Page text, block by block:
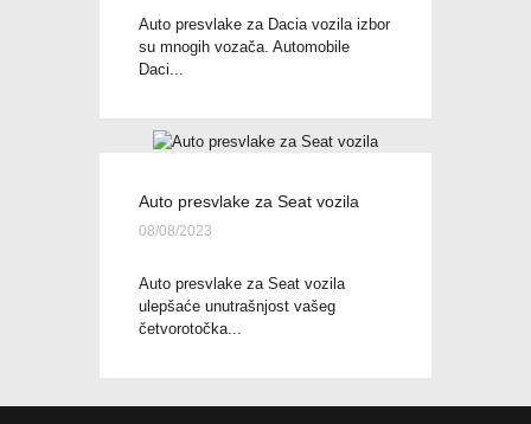
Auto presvlake za Dacia vozila izbor
su mnogih vozača. Automobile
Daci...
Auto presvlake za Seat vozila
08/08/2023
Auto presvlake za Seat vozila
ulepšaće unutrašnjost vašeg
četvorotočka...